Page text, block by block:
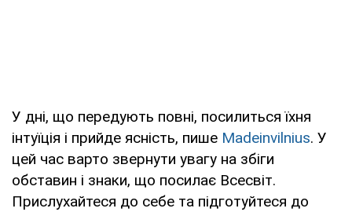
У дні, що передують повні, посилиться їхня
інтуїція і прийде ясність, пише Madeinvilnius. У
цей час варто звернути увагу на збіги
обставин і знаки, що посилає Всесвіт.
Прислухайтеся до себе та підготуйтеся до